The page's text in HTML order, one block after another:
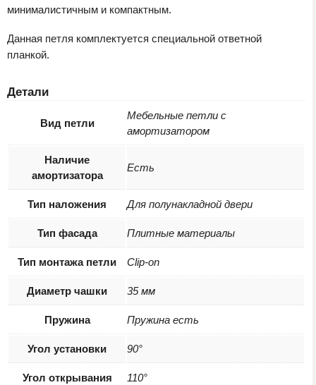
минималистичным и компактным.
Данная петля комплектуется специальной ответной
планкой.
Детали
Вид петли
Мебельные петли с
амортизатором
Наличие
амортизатора
Есть
Тип наложения Для полунакладной двери
Тип фасада Плитные материалы
Тип монтажа петли Clip-on
Диаметр чашки 35 мм
Пружина Пружина есть
Угол установки 90°
Угол открывания 110°